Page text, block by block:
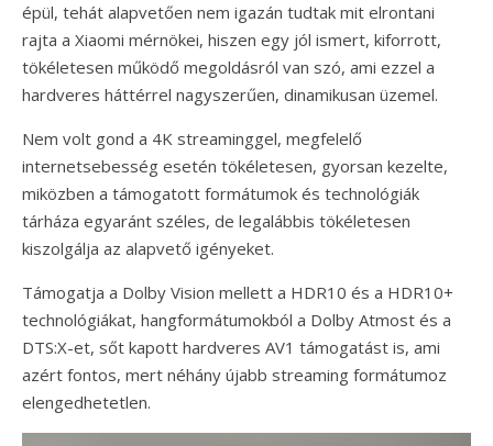
épül, tehát alapvetően nem igazán tudtak mit elrontani
rajta a Xiaomi mérnökei, hiszen egy jól ismert, kiforrott,
tökéletesen működő megoldásról van szó, ami ezzel a
hardveres háttérrel nagyszerűen, dinamikusan üzemel.
Nem volt gond a 4K streaminggel, megfelelő
internetsebesség esetén tökéletesen, gyorsan kezelte,
miközben a támogatott formátumok és technológiák
tárháza egyaránt széles, de legalábbis tökéletesen
kiszolgálja az alapvető igényeket.
Támogatja a Dolby Vision mellett a HDR10 és a HDR10+
technológiákat, hangformátumokból a Dolby Atmost és a
DTS:X-et, sőt kapott hardveres AV1 támogatást is, ami
azért fontos, mert néhány újabb streaming formátumoz
elengedhetetlen.